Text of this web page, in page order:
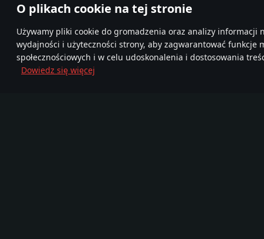
O plikach cookie na tej stronie
Używamy pliki cookie do gromadzenia oraz analizy informacji
wydajności i użyteczności strony, aby zagwarantować funkcje
społecznościowych i w celu udoskonalenia i dostosowania
Dowiedz się więcej